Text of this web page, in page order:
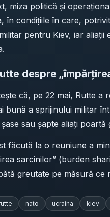
miza politică și
în condițiile în care,
pentru Kiev, iar
despre
că, pe 22 mai, Rutte
bună a sprijinului militar
sau șapte aliați poartă
făcută la o reuniune a
sarcinilor” (burden
greutate pe măsură
nato ucraina
kiev